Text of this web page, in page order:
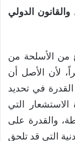
والقانون الدولي
من الأسلحة من
لأن الأصل أن
في تحديد
التي
والقدرة على
التي قد تلحق